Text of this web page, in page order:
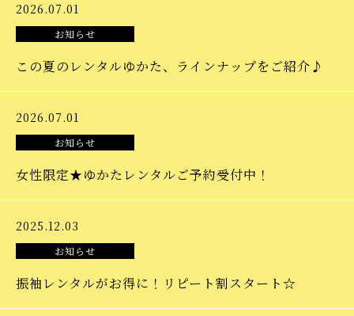
022-233-2277
2026.07.01
お知らせ
この夏のレンタルゆかた、ラインナップをご紹介♪
2026.07.01
お知らせ
女性限定★ゆかたレンタルご予約受付中！
2025.12.03
お知らせ
振袖レンタルがお得に！リピート割スタート☆